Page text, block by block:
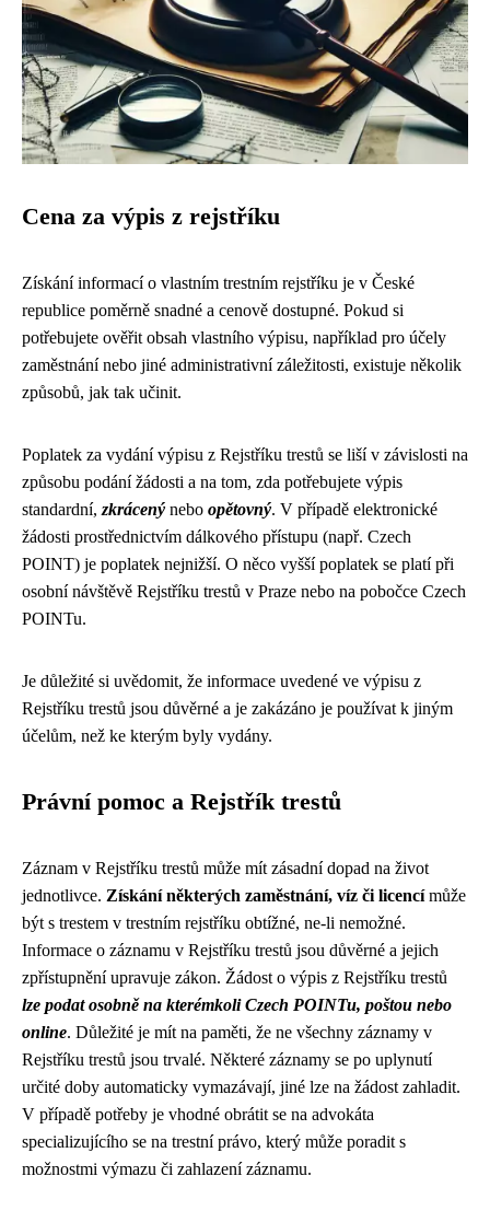
Cena za výpis z rejstříku
Získání informací o vlastním trestním rejstříku je v České
republice poměrně snadné a cenově dostupné. Pokud si
potřebujete ověřit obsah vlastního výpisu, například pro účely
zaměstnání nebo jiné administrativní záležitosti, existuje několik
způsobů, jak tak učinit.
Poplatek za vydání výpisu z Rejstříku trestů se liší v závislosti na
způsobu podání žádosti a na tom, zda potřebujete výpis
standardní, zkrácený nebo opětovný. V případě elektronické
žádosti prostřednictvím dálkového přístupu (např. Czech
POINT) je poplatek nejnižší. O něco vyšší poplatek se platí při
osobní návštěvě Rejstříku trestů v Praze nebo na pobočce Czech
POINTu.
Je důležité si uvědomit, že informace uvedené ve výpisu z
Rejstříku trestů jsou důvěrné a je zakázáno je používat k jiným
účelům, než ke kterým byly vydány.
Právní pomoc a Rejstřík trestů
Záznam v Rejstříku trestů může mít zásadní dopad na život
jednotlivce. Získání některých zaměstnání, víz či licencímůže
být s trestem v trestním rejstříku obtížné, ne-li nemožné.
Informace o záznamu v Rejstříku trestů jsou důvěrné a jejich
zpřístupnění upravuje zákon. Žádost o výpis z Rejstříku trestů
lze podat osobně na kterémkoli Czech POINTu, poštou nebo
online. Důležité je mít na paměti, že ne všechny záznamy v
Rejstříku trestů jsou trvalé. Některé záznamy se po uplynutí
určité doby automaticky vymazávají, jiné lze na žádost zahladit.
V případě potřeby je vhodné obrátit se na advokáta
specializujícího se na trestní právo, který může poradit s
možnostmi výmazu či zahlazení záznamu.